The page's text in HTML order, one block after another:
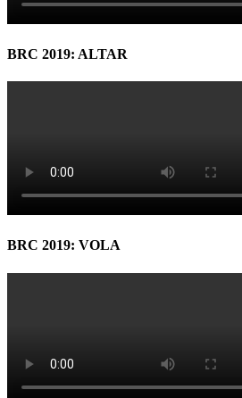
BRC 2019: ALTAR
BRC 2019: VOLA